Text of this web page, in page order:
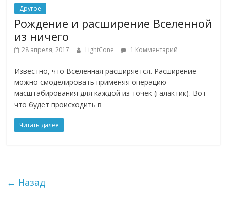
Другое
Рождение и расширение Вселенной
из ничего
28 апреля, 2017 LightCone 1 Комментарий
Известно, что Вселенная расширяется. Расширение
можно смоделировать применяя операцию
масштабирования для каждой из точек (галактик). Вот
что будет происходить в
Читать далее
← Назад